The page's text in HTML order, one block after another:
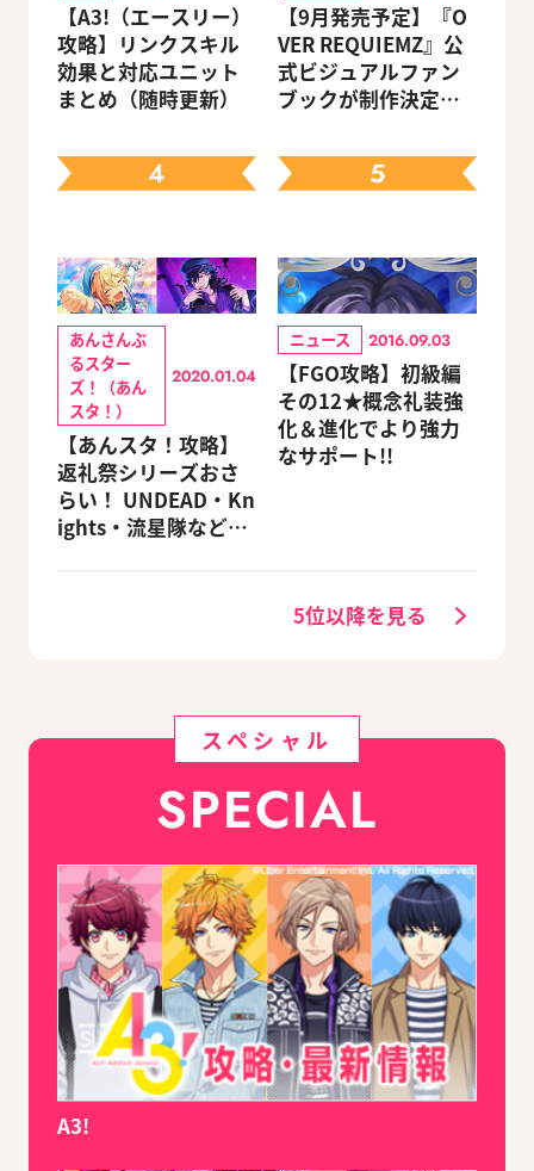
【A3!（エースリー）
攻略】リンクスキル
効果と対応ユニット
まとめ（随時更新）
【9月発売予定】『O
VER REQUIEMZ』公
式ビジュアルファン
ブックが制作決定！
る豪華グッズ付き限
定セットも同時発売
4
あんさんぶ
るスター
ズ！（あん
スタ！）
2020.01.04
【あんスタ！攻略】
返礼祭シリーズおさ
らい！ UNDEAD・Kn
ights・流星隊など、
5
ニュース 2016.09.03
【FGO攻略】初級編
その12★概念礼装強
化＆進化でより強力
なサポート!!
5位以降を見る
スペシャル
SPECIAL
A3!